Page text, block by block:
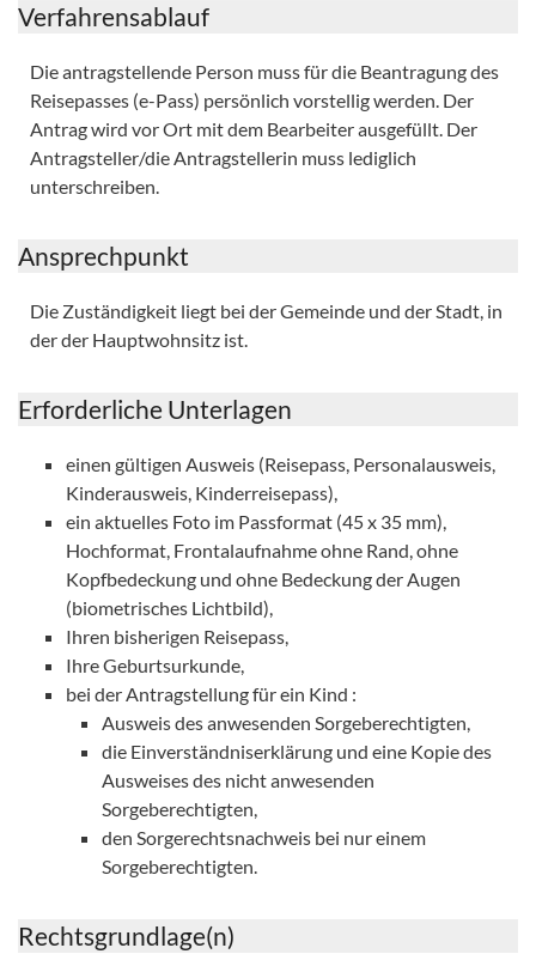
Verfahrensablauf
Die antragstellende Person muss für die Beantragung des
Reisepasses (e-Pass) persönlich vorstellig werden. Der
Antrag wird vor Ort mit dem Bearbeiter ausgefüllt. Der
Antragsteller/die Antragstellerin muss lediglich
unterschreiben.
Ansprechpunkt
Die Zuständigkeit liegt bei der Gemeinde und der Stadt, in
der der Hauptwohnsitz ist.
Erforderliche Unterlagen
einen gültigen Ausweis (Reisepass, Personalausweis,
Kinderausweis, Kinderreisepass),
ein aktuelles Foto im Passformat (45 x 35 mm),
Hochformat, Frontalaufnahme ohne Rand, ohne
Kopfbedeckung und ohne Bedeckung der Augen
(biometrisches Lichtbild),
Ihren bisherigen Reisepass,
Ihre Geburtsurkunde,
bei der Antragstellung für ein Kind :
Ausweis des anwesenden Sorgeberechtigten,
die Einverständniserklärung und eine Kopie des
Ausweises des nicht anwesenden
Sorgeberechtigten,
den Sorgerechtsnachweis bei nur einem
Sorgeberechtigten.
Rechtsgrundlage(n)